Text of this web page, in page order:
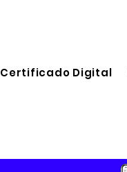
Certificado Digital